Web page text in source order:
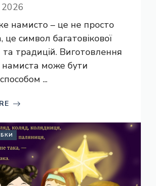
2026
намисто – це не просто
це символ багатовікової
та традицій. Виготовлення
намиста може бути
...